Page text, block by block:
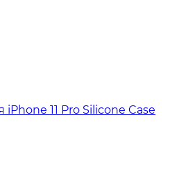
iPhone 11 Pro Silicone Case